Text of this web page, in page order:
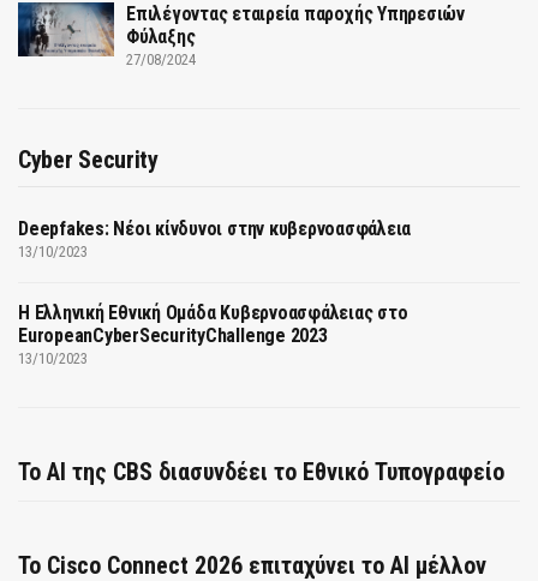
Επιλέγοντας εταιρεία παροχής Υπηρεσιών
Φύλαξης
27/08/2024
Cyber Security
Deepfakes: Νέοι κίνδυνοι στην κυβερνοασφάλεια
13/10/2023
Η Ελληνική Εθνική Ομάδα Κυβερνοασφάλειας στο
EuropeanCyberSecurityChallenge 2023
13/10/2023
Το AI της CBS διασυνδέει το Εθνικό Τυπογραφείο
Το Cisco Connect 2026 επιταχύνει το AI μέλλον